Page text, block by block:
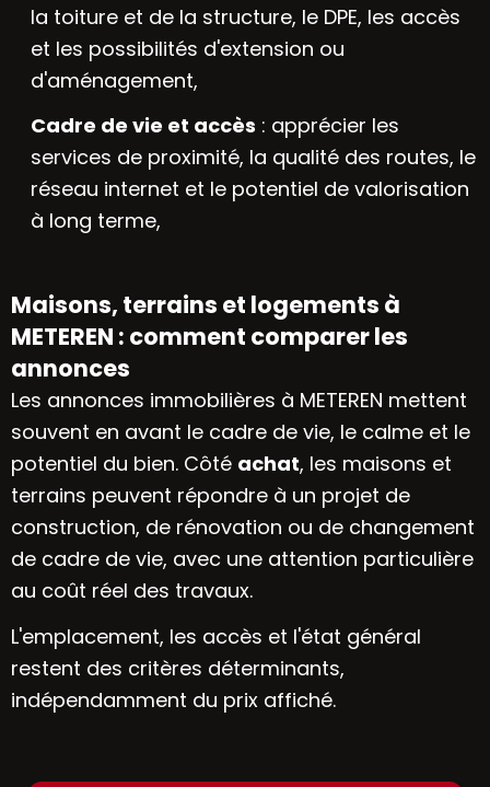
la toiture et de la structure, le DPE, les accès
et les possibilités d'extension ou
d'aménagement,
Cadre de vie et accès : apprécier les
services de proximité, la qualité des routes, le
réseau internet et le potentiel de valorisation
à long terme,
Maisons, terrains et logements à
METEREN : comment comparer les
annonces
Les annonces immobilières à METEREN mettent
souvent en avant le cadre de vie, le calme et le
potentiel du bien. Côté achat, les maisons et
terrains peuvent répondre à un projet de
construction, de rénovation ou de changement
de cadre de vie, avec une attention particulière
au coût réel des travaux.
L'emplacement, les accès et l'état général
restent des critères déterminants,
indépendamment du prix affiché.